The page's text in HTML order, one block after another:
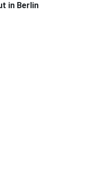
in Berlin